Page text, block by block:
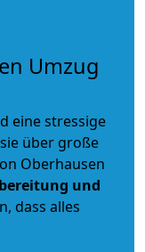
Umzug
eine stressige
über große
Oberhausen
und
dass alles